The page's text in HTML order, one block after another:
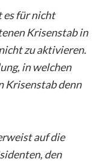
es für nicht
Krisenstab in
zu aktivieren.
in welchen
Krisenstab denn
auf die
den